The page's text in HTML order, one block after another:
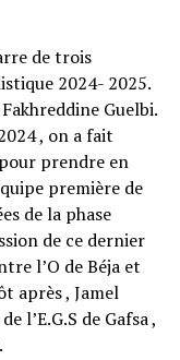
de trois
2024- 2025.
Guelbi.
, on a fait
prendre en
première de
de la phase
de ce dernier
l’O de Béja et
après , Jamel
l’E.G.S de Gafsa ,